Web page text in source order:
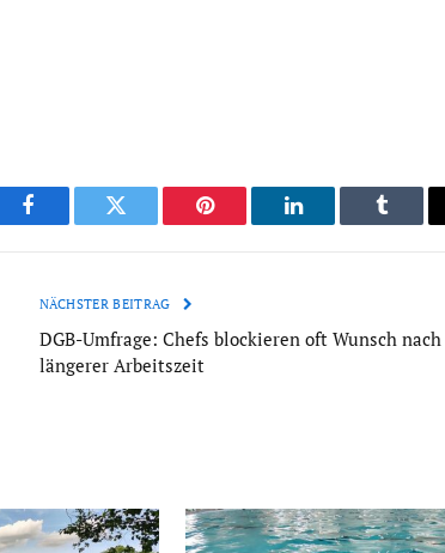
Facebook Twitter Pinterest LinkedIn Tumblr
NÄCHSTER BEITRAG
DGB-Umfrage: Chefs blockieren oft Wunsch nach
längerer Arbeitszeit